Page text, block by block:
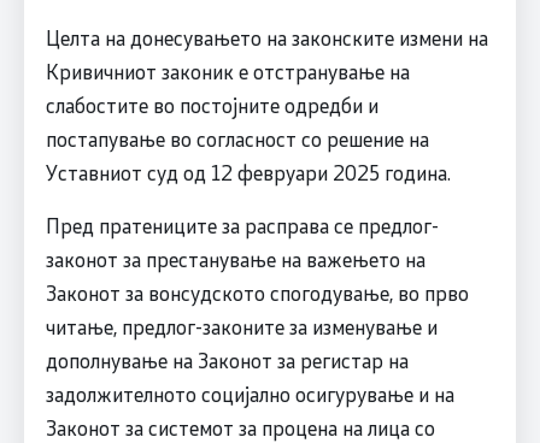
Целта на донесувањето на законските измени на
Кривичниот законик е отстранување на
слабостите во постојните одредби и
постапување во согласност со решение на
Уставниот суд од 12 февруари 2025 година.
Пред пратениците за расправа се предлог-
законот за престанување на важењето на
Законот за вонсудското спогодување, во прво
читање, предлог-законите за изменување и
дополнување на Законот за регистар на
задолжителното социјално осигурување и на
Законот за системот за процена на лица со